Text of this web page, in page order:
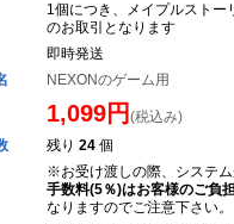
1個につき、メイプルスト
のお取引となります
即時発送
NEXONのゲーム用
1,099円 (税込み)
残り 24 個
※お受け渡しの際、システ
手数料(5％)はお客様のご負
なりますのでご注意下さい。